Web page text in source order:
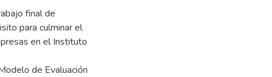
final de
para culminar el
en el Instituto
de Evaluación